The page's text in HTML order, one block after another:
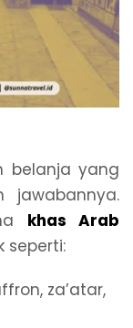
belanja yang
jawabannya.
khas Arab
seperti:
za’atar,